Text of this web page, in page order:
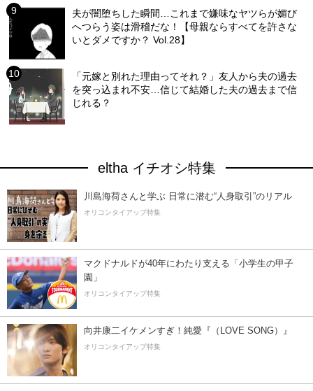
夫が闇堕ちした瞬間…これまで嫌味なヤツらが媚び
へつらう姿は滑稽だな！【母親ならすべてを許さな
いとダメですか？ Vol.28】
「元嫁と別れた理由ってそれ？」友人から夫の過去
を突っ込まれ不安…信じて結婚した夫の過去まで信
じれる？
eltha イチオシ特集
川島海荷さんと学ぶ 日常に潜む“人身取引”のリアル
オリコンタイアップ特集
マクドナルドが40年にわたり支える「小学生の甲子
園」
オリコンタイアップ特集
向井康二イケメンすぎ！純愛『（LOVE SONG）』
オリコンタイアップ特集